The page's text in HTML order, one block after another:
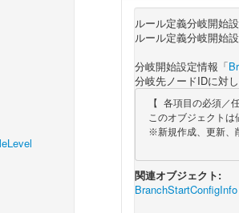
ルール定義分岐開始
ルール定義分岐開始
分岐開始設定情報「
分岐先ノードIDに対
関連オブジェクト:
BranchStartConfigInfo